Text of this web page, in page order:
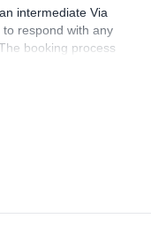
intermediate Via
respond with any
booking process
all went